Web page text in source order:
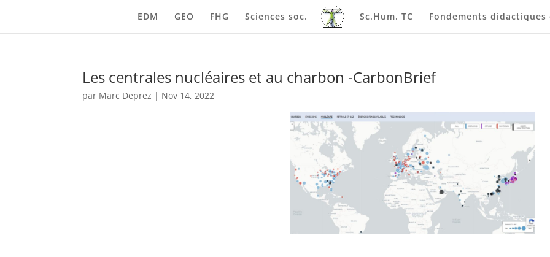
EDM GEO FHG Sciences soc. Sc.Hum. TC Fondements
Les centrales nucléaires et au charbon -CarbonBrief
par Marc Deprez | Nov 14, 2022